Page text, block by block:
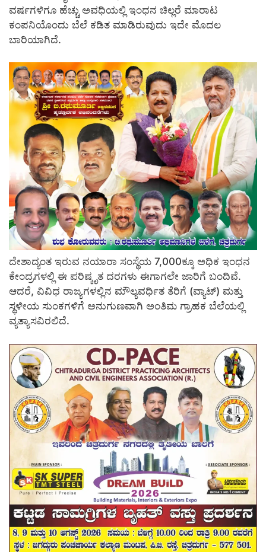
ವರ್ಷಗಳಿಗೂ ಹೆಚ್ಚು ಅವಧಿಯಲ್ಲಿ ಇಂಧನ ಚಿಲ್ಲರೆ ಮಾರಾಟ
ಕಂಪನಿಯೊಂದು ಬೆಲೆ ಕಡಿತ ಮಾಡಿರುವುದು ಇದೇ ಮೊದಲ
ಬಾರಿಯಾಗಿದೆ.
ದೇಶಾದ್ಯಂತ ಇರುವ ನಯಾರಾ ಸಂಸ್ಥೆಯ 7,000ಕ್ಕೂ ಅಧಿಕ ಇಂಧನ
ಕೇಂದ್ರಗಳಲ್ಲಿ ಈ ಪರಿಷ್ಕೃತ ದರಗಳು ಈಗಾಗಲೇ ಜಾರಿಗೆ ಬಂದಿವೆ.
ಆದರೆ, ವಿವಿಧ ರಾಜ್ಯಗಳಲ್ಲಿನ ಮೌಲ್ಯವರ್ಧಿತ ತೆರಿಗೆ (ವ್ಯಾಟ್) ಮತ್ತು
ಸ್ಥಳೀಯ ಸುಂಕಗಳಿಗೆ ಅನುಗುಣವಾಗಿ ಅಂತಿಮ ಗ್ರಾಹಕ ಬೆಲೆಯಲ್ಲಿ
ವ್ಯತ್ಯಾಸವಿರಲಿದೆ.